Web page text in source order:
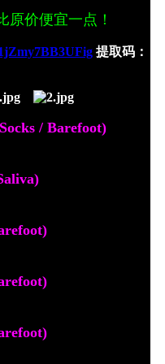
原价便宜一点！
提取码：
/ Barefoot)